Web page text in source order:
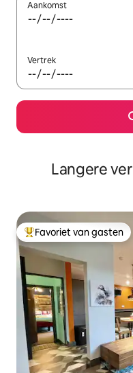
Aankomst
Vertrek
Langere
Topfavoriet van gasten
Favoriet van gasten